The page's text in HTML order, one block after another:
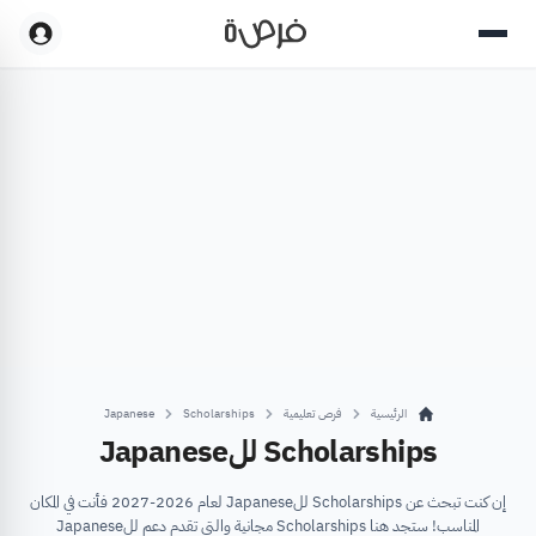
الرئيسية فرص تعليمية Scholarships
Japanese
Scholarships للJapanese
إن كنت تبحث عن Scholarships للJapanese لعام 2026-2027 فأنت في المكان
المناسب! ستجد هنا Scholarships مجانية والتي تقدم دعم للJapanese